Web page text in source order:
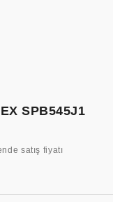
SPB545J1
satış fiyatı